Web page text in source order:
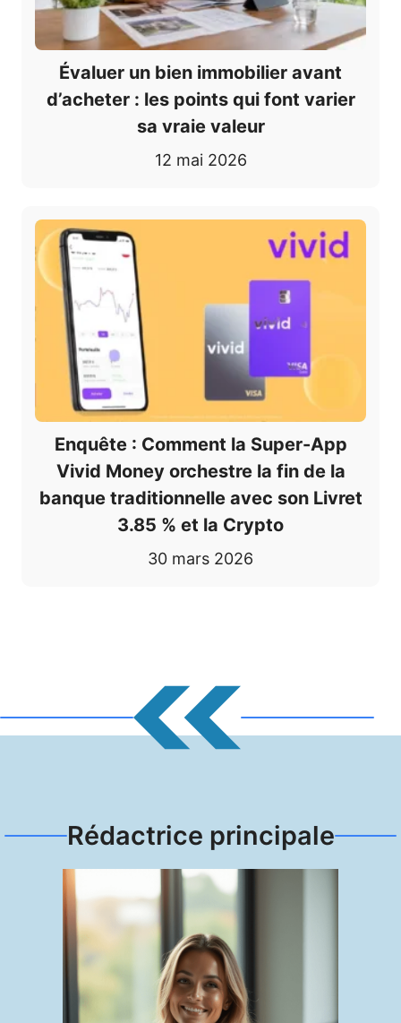
Évaluer un bien immobilier avant
d’acheter : les points qui font varier
sa vraie valeur
12 mai 2026
Enquête : Comment la Super-App
Vivid Money orchestre la fin de la
banque traditionnelle avec son Livret
3.85 % et la Crypto
30 mars 2026
Rédactrice principale